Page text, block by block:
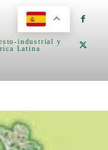
industrial y
Latina